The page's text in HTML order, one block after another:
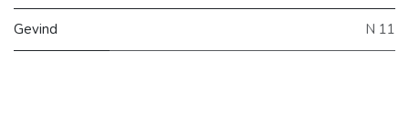
Gevind N 11